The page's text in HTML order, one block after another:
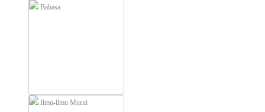
Bahasa
Ilmu-ilmu Murni